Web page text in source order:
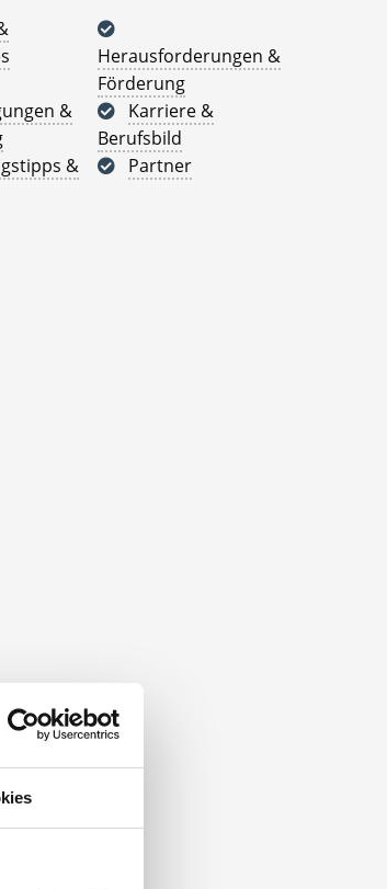
&
&
Herausforderungen &
Förderung
Karriere &
Berufsbild
Partner